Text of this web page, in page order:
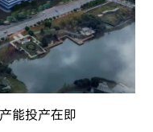
能投产在即